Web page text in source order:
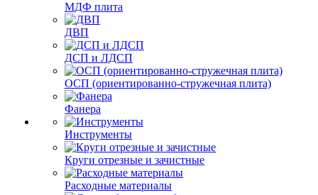
МДФ плита
ДВП
ДСП и ЛДСП
ОСП (ориентированно-стружечная плита)
Фанера
Инструменты
Круги отрезные и зачистные
Расходные материалы